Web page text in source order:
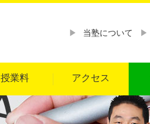
当塾について
授業料 アクセス